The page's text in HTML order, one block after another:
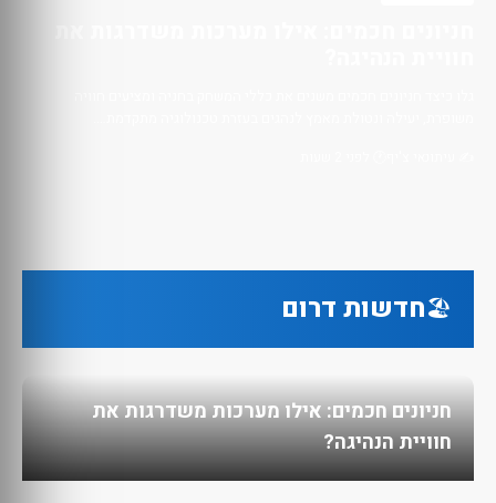
🏖️חדשות דרום
חניונים חכמים: אילו מערכות משדרגות את
חוויית הנהיגה?